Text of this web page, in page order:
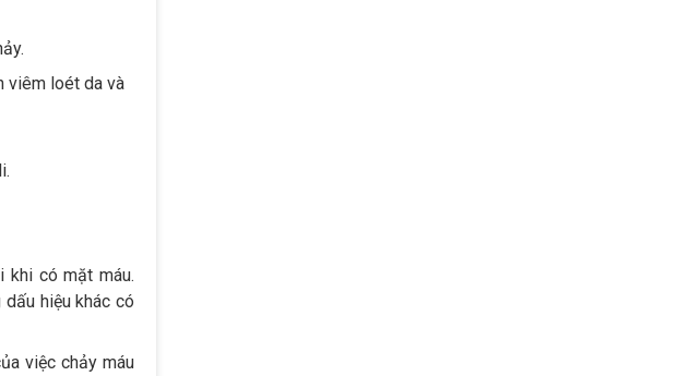
viêm loét da và
khi có mặt máu.
hiệu khác có
việc chảy máu